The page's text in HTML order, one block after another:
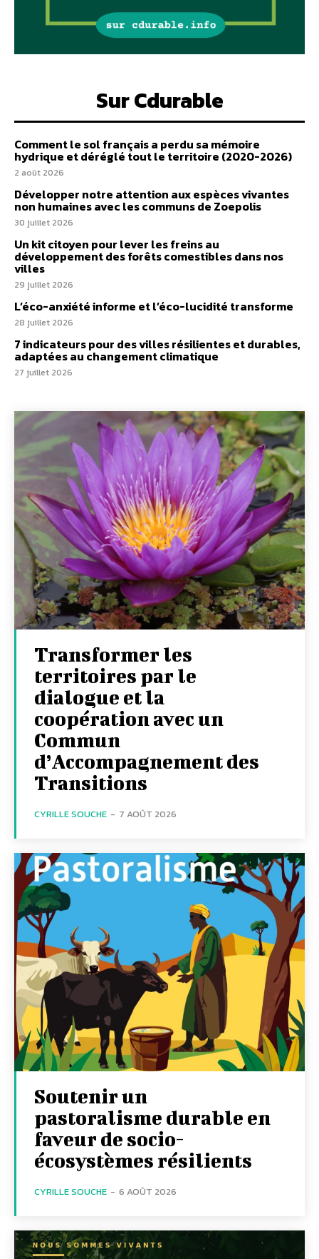
Sur Cdurable
Comment le sol français a perdu sa mémoire
hydrique et déréglé tout le territoire (2020-2026)
2 août 2026
Développer notre attention aux espèces vivantes
non humaines avec les communs de Zoepolis
30 juillet 2026
Un kit citoyen pour lever les freins au
développement des forêts comestibles dans nos
villes
29 juillet 2026
L’éco-anxiété informe et l’éco-lucidité transforme
28 juillet 2026
7 indicateurs pour des villes résilientes et durables,
adaptées au changement climatique
27 juillet 2026
Transformer les
territoires par le
dialogue et la
coopération avec un
Commun
d’Accompagnement des
Transitions
CYRILLE SOUCHE - 7 AOÛT 2026
Soutenir un
pastoralisme durable en
faveur de socio-
écosystèmes résilients
CYRILLE SOUCHE - 6 AOÛT 2026